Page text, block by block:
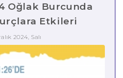
Oğlak Burcunda
Etkileri
2024, Salı